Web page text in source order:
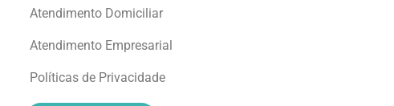
Atendimento Domiciliar
Atendimento Empresarial
Políticas de Privacidade